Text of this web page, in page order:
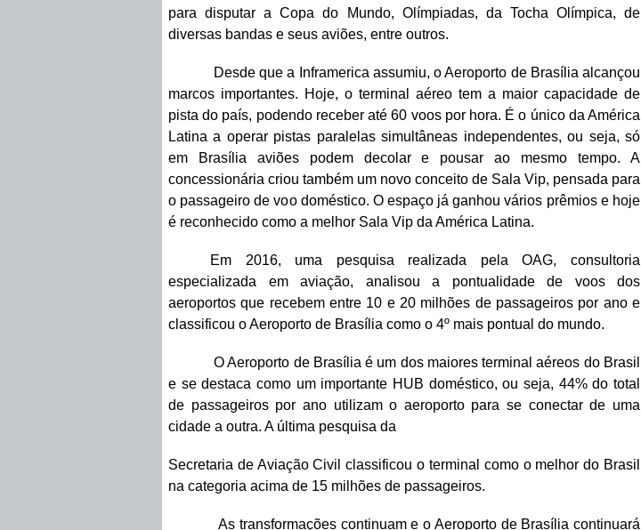
para disputar a Copa do Mundo, Olímpiadas, da Tocha Olímpica, de
diversas bandas e seus aviões, entre outros.
Desde que a Inframerica assumiu, o Aeroporto de Brasília alcançou
marcos importantes. Hoje, o terminal aéreo tem a maior capacidade de
pista do país, podendo receber até 60 voos por hora. É o único da América
Latina a operar pistas paralelas simultâneas independentes, ou seja, só
em Brasília aviões podem decolar e pousar ao mesmo tempo. A
concessionária criou também um novo conceito de Sala Vip, pensada para
o passageiro de voo doméstico. O espaço já ganhou vários prêmios e hoje
é reconhecido como a melhor Sala Vip da América Latina.
Em 2016, uma pesquisa realizada pela OAG, consultoria
especializada em aviação, analisou a pontualidade de voos dos
aeroportos que recebem entre 10 e 20 milhões de passageiros por ano e
classificou o Aeroporto de Brasília como o 4º mais pontual do mundo.
O Aeroporto de Brasília é um dos maiores terminal aéreos do Brasil
e se destaca como um importante HUB doméstico, ou seja, 44% do total
de passageiros por ano utilizam o aeroporto para se conectar de uma
cidade a outra. A última pesquisa da
Secretaria de Aviação Civil classificou o terminal como o melhor do Brasil
na categoria acima de 15 milhões de passageiros.
As transformações continuam e o Aeroporto de Brasília continuará